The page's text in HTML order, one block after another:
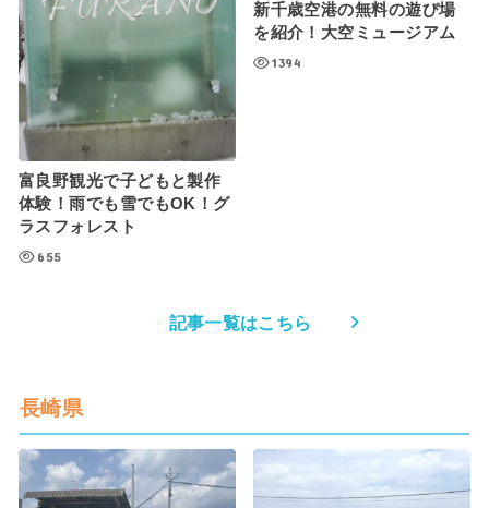
富良野観光で子どもと製作
体験！雨でも雪でもOK！グ
ラスフォレスト
655
新千歳空港の無料の遊び場
を紹介！大空ミュージアム
1394
記事一覧はこちら
長崎県